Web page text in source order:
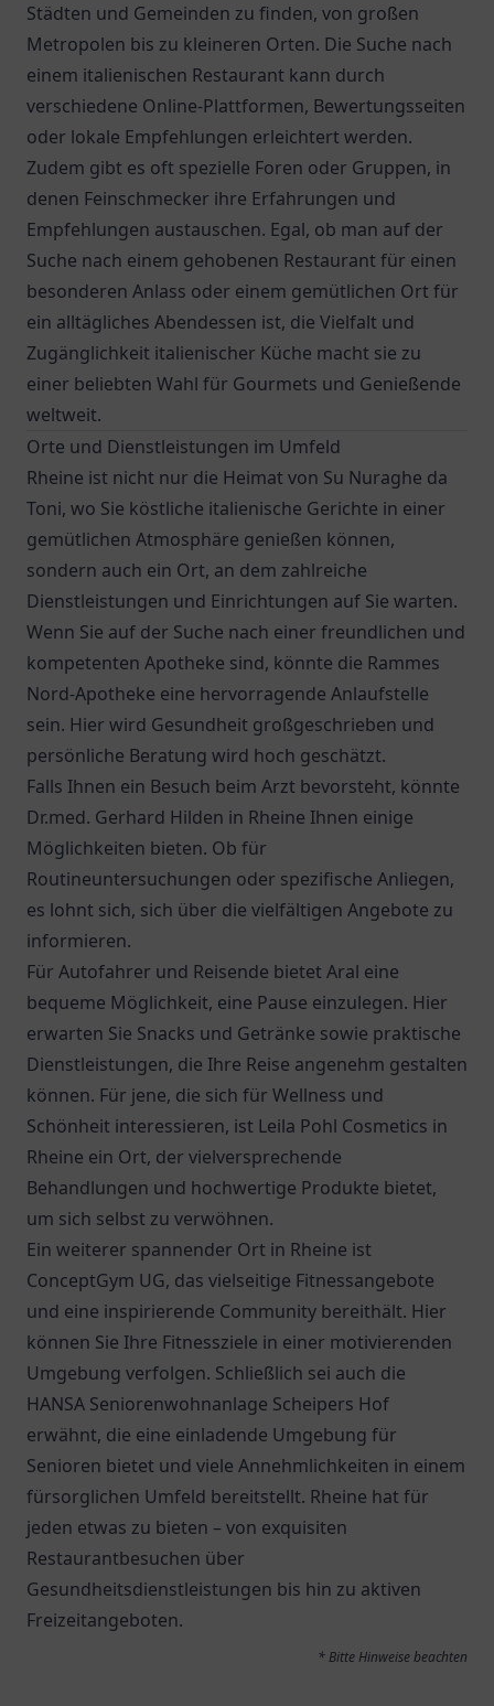
Städten und Gemeinden zu finden, von großen
Metropolen bis zu kleineren Orten. Die Suche nach
einem italienischen Restaurant kann durch
verschiedene Online-Plattformen, Bewertungsseiten
oder lokale Empfehlungen erleichtert werden.
Zudem gibt es oft spezielle Foren oder Gruppen, in
denen Feinschmecker ihre Erfahrungen und
Empfehlungen austauschen. Egal, ob man auf der
Suche nach einem gehobenen Restaurant für einen
besonderen Anlass oder einem gemütlichen Ort für
ein alltägliches Abendessen ist, die Vielfalt und
Zugänglichkeit italienischer Küche macht sie zu
einer beliebten Wahl für Gourmets und Genießende
weltweit.
Orte und Dienstleistungen im Umfeld
Rheine ist nicht nur die Heimat von Su Nuraghe da
Toni, wo Sie köstliche italienische Gerichte in einer
gemütlichen Atmosphäre genießen können,
sondern auch ein Ort, an dem zahlreiche
Dienstleistungen und Einrichtungen auf Sie warten.
Wenn Sie auf der Suche nach einer freundlichen und
kompetenten Apotheke sind, könnte die Rammes
Nord-Apotheke eine hervorragende Anlaufstelle
sein. Hier wird Gesundheit großgeschrieben und
persönliche Beratung wird hoch geschätzt.
Falls Ihnen ein Besuch beim Arzt bevorsteht, könnte
Dr.med. Gerhard Hilden in Rheine Ihnen einige
Möglichkeiten bieten. Ob für
Routineuntersuchungen oder spezifische Anliegen,
es lohnt sich, sich über die vielfältigen Angebote zu
informieren.
Für Autofahrer und Reisende bietet Aral eine
bequeme Möglichkeit, eine Pause einzulegen. Hier
erwarten Sie Snacks und Getränke sowie praktische
Dienstleistungen, die Ihre Reise angenehm gestalten
können. Für jene, die sich für Wellness und
Schönheit interessieren, ist Leila Pohl Cosmetics in
Rheine ein Ort, der vielversprechende
Behandlungen und hochwertige Produkte bietet,
um sich selbst zu verwöhnen.
Ein weiterer spannender Ort in Rheine ist
ConceptGym UG, das vielseitige Fitnessangebote
und eine inspirierende Community bereithält. Hier
können Sie Ihre Fitnessziele in einer motivierenden
Umgebung verfolgen. Schließlich sei auch die
HANSA Seniorenwohnanlage Scheipers Hof
erwähnt, die eine einladende Umgebung für
Senioren bietet und viele Annehmlichkeiten in einem
fürsorglichen Umfeld bereitstellt. Rheine hat für
jeden etwas zu bieten – von exquisiten
Restaurantbesuchen über
Gesundheitsdienstleistungen bis hin zu aktiven
Freizeitangeboten.
* Bitte Hinweise beachten